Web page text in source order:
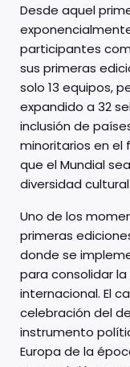
Desde aquel
participantes
sus primeras
solo 13 equipos,
expandido a 32
inclusión de
minoritarios en el
que el Mundial
diversidad
Uno de los
primeras
donde se
para consolidar
internacional. El
celebración del
instrumento
Europa de la